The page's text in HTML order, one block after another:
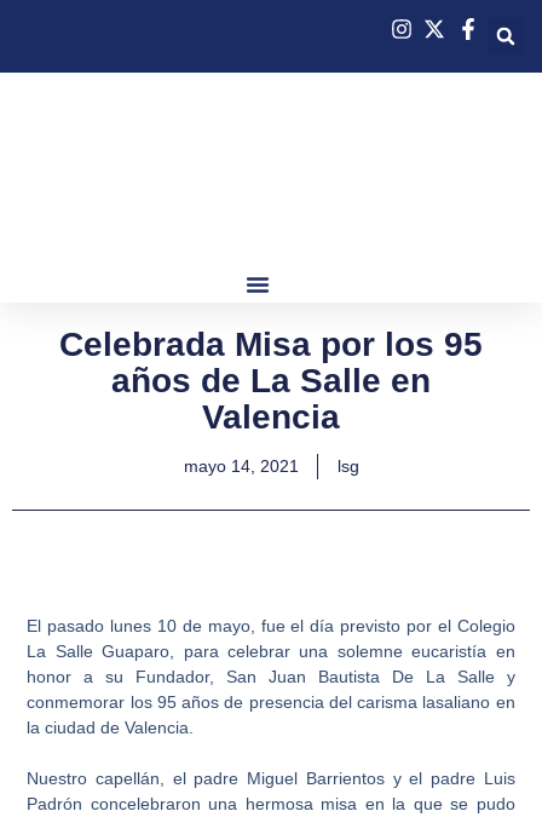
Celebrada Misa por los 95
años de La Salle en
Valencia
mayo 14, 2021 lsg
El pasado lunes 10 de mayo, fue el día previsto por el Colegio
La Salle Guaparo, para celebrar una solemne eucaristía en
honor a su Fundador, San Juan Bautista De La Salle y
conmemorar los 95 años de presencia del carisma lasaliano en
la ciudad de Valencia.
Nuestro capellán, el padre Miguel Barrientos y el padre Luis
Padrón concelebraron una hermosa misa en la que se pudo